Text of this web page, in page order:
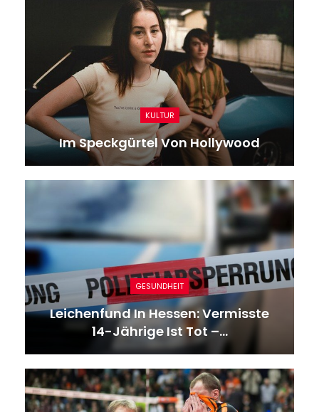
KULTUR
Im Speckgürtel Von Hollywood
GESUNDHEIT
Leichenfund In Hessen: Vermisste
14-Jährige Ist Tot –…